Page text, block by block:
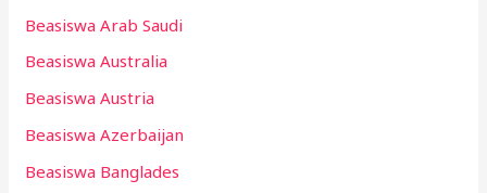
Beasiswa Arab Saudi
Beasiswa Australia
Beasiswa Austria
Beasiswa Azerbaijan
Beasiswa Banglades